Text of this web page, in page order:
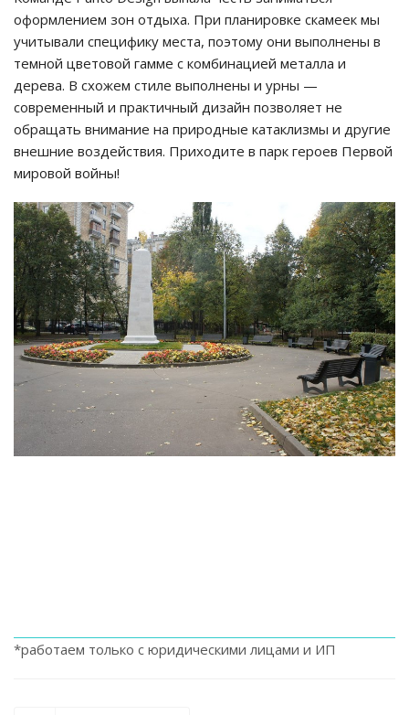
оформлением зон отдыха. При планировке скамеек мы
учитывали специфику места, поэтому они выполнены в
темной цветовой гамме с комбинацией металла и
дерева. В схожем стиле выполнены и урны —
современный и практичный дизайн позволяет не
обращать внимание на природные катаклизмы и другие
внешние воздействия. Приходите в парк героев Первой
мировой войны!
*работаем только с юридическими лицами и ИП